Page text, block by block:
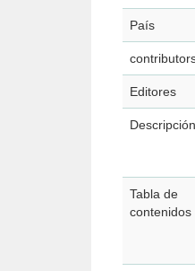
País
Editores
Descripción
Tabla de
contenidos